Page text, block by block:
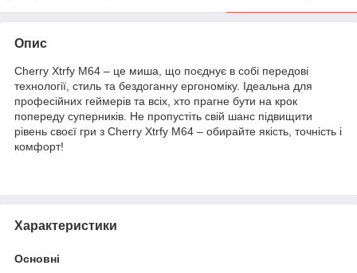
Опис
Cherry Xtrfy M64 – це миша, що поєднує в собі передові
технології, стиль та бездоганну ергономіку. Ідеальна для
професійних геймерів та всіх, хто прагне бути на крок
попереду суперників. Не пропустіть свій шанс підвищити
рівень своєї гри з Cherry Xtrfy M64 – обирайте якість, точність і
комфорт!
Характеристики
Основні